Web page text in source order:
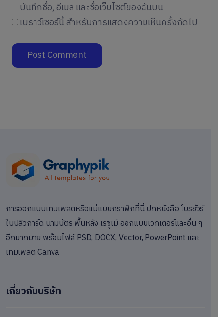
บันทึกชื่อ, อีเมล และชื่อเว็บไซต์ของฉันบน
เบราว์เซอร์นี้ สำหรับการแสดงความเห็นครั้งถัดไป
การออกแบบเทมเพลตหรือแม่แบบกราฟิกที่นี่ ปกหนังสือ โบรชัวร์
ใบปลิวการ์ด นามบัตร พื้นหลัง เรซูเม่ ออกแบบเวกเตอร์และอื่น ๆ
อีกมากมาย พร้อมไฟล์ PSD, DOCX, Vector, PowerPoint และ
เทมเพลต Canva
เกี่ยวกับบริษัท